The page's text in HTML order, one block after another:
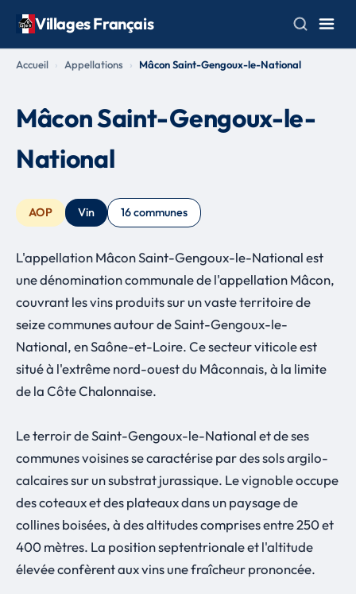
Villages Français
Accueil Appellations Mâcon Saint-Gengoux-le-National
Mâcon Saint-Gengoux-le-
National
AOP Vin 16 communes
L'appellation Mâcon Saint-Gengoux-le-National est
une dénomination communale de l'appellation Mâcon,
couvrant les vins produits sur un vaste territoire de
seize communes autour de Saint-Gengoux-le-
National, en Saône-et-Loire. Ce secteur viticole est
situé à l'extrême nord-ouest du Mâconnais, à la limite
de la Côte Chalonnaise.
Le terroir de Saint-Gengoux-le-National et de ses
communes voisines se caractérise par des sols argilo-
calcaires sur un substrat jurassique. Le vignoble occupe
des coteaux et des plateaux dans un paysage de
collines boisées, à des altitudes comprises entre 250 et
400 mètres. La position septentrionale et l'altitude
élevée confèrent aux vins une fraîcheur prononcée.